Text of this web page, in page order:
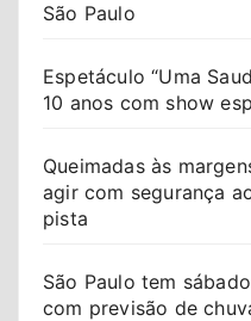
São Paulo
Espetáculo “Uma
10 anos com show
Queimadas às
agir com segurança
pista
São Paulo tem
com previsão de